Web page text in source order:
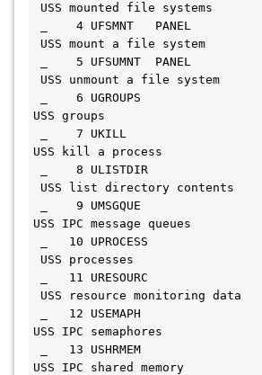
USS mounted file
_    4 UFSMNT
USS mount a file
_    5 UFSUMNT
USS unmount a file
_    6
USS
_    7
USS kill a
USS list directory
_    9
USS IPC message
_   10
USS
_   11
USS resource monitoring
_   12
USS IPC
_   13
USS IPC shared